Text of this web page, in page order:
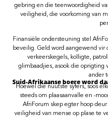
gebring en die teenwoordigheid
veiligheid, die voorkoming van
Finansiële ondersteuning stel
beveilig. Geld word aangewend vir
verkeerskegels, kolligte,
glimbaadjies, asook die oprigting
ander
Suid-Afrikaanse boere word
Hoewel die nuutste syfers, soos
steeds om plaasaanvalle en -
AfriForum skep egter hoop
veiligheid van mense op plase te